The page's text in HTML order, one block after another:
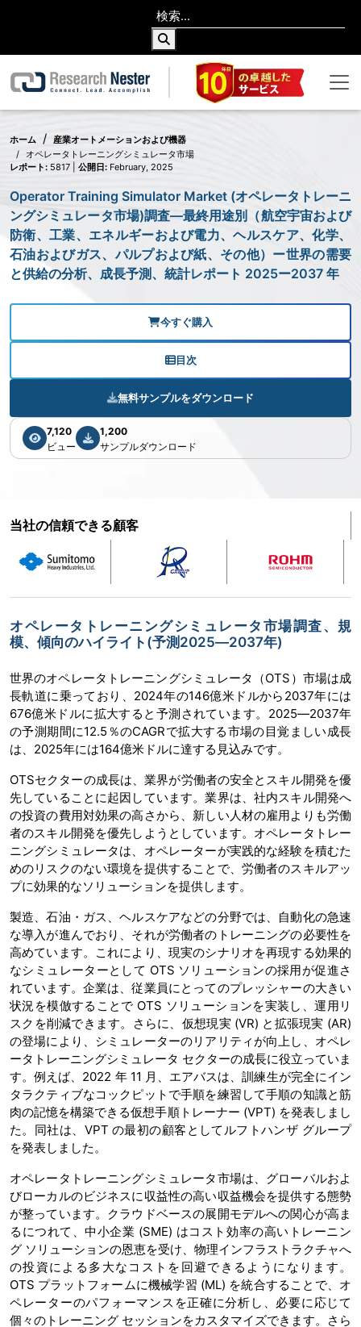
ホーム
産業オートメーションおよび機器
オペレータトレーニングシミュレータ市場
レポート: 5817 | 公開日: February, 2025
Operator Training Simulator Market (オペレータトレーニ
ングシミュレータ市場)調査―最終用途別（航空宇宙および
防衛、工業、エネルギーおよび電力、ヘルスケア、化学、
石油およびガス、パルプおよび紙、その他）ー世界の需要
と供給の分析、成長予測、統計レポート 2025ー2037 年
今すぐ購入
目次
無料サンプルをダウンロード
7,120
ビュー
1,200
サンプルダウンロード
当社の信頼できる顧客
オペレータトレーニングシミュレータ市場調査、規
模、傾向のハイライト(予測2025―2037年)
世界のオペレータトレーニングシミュレータ（OTS）市場は成
長軌道に乗っており、2024年の146億米ドルから2037年には
676億米ドルに拡大すると予測されています。2025―2037年
の予測期間に12.5％のCAGRで拡大する市場の目覚ましい成長
は、2025年には164億米ドルに達する見込みです。
OTSセクターの成長は、業界が労働者の安全とスキル開発を優
先していることに起因しています。業界は、社内スキル開発へ
の投資の費用対効果の高さから、新しい人材の雇用よりも労働
者のスキル開発を優先しようとしています。オペレータトレー
ニングシミュレータは、オペレーターが実践的な経験を積むた
めのリスクのない環境を提供することで、労働者のスキルアッ
プに効果的なソリューションを提供します。
製造、石油・ガス、ヘルスケアなどの分野では、自動化の急速
な導入が進んでおり、それが労働者のトレーニングの必要性を
高めています。これにより、現実のシナリオを再現する効果的
なシミュレーターとして OTS ソリューションの採用が促進さ
れています。企業は、従業員にとってのプレッシャーの大きい
状況を模倣することで OTS ソリューションを実装し、運用リ
スクを削減できます。さらに、仮想現実 (VR) と拡張現実 (AR)
の登場により、シミュレーターのリアリティが向上し、オペレ
ータトレーニングシミュレータ セクターの成長に役立っていま
す。例えば、2022 年 11 月、エアバスは、訓練生が完全にイン
タラクティブなコックピットで手順を練習して手順の知識と筋
肉の記憶を構築できる仮想手順トレーナー (VPT) を発表しまし
た。同社は、VPT の最初の顧客としてルフトハンザ グループ
を発表しました。
オペレータトレーニングシミュレータ市場は、グローバルおよ
びローカルのビジネスに収益性の高い収益機会を提供する態勢
が整っています。クラウドベースの展開モデルへの関心が高ま
るにつれて、中小企業 (SME) はコスト効率の高いトレーニン
グ ソリューションの恩恵を受け、物理インフラストラクチャへ
の投資による多大なコストを回避できるようになります。
OTS プラットフォームに機械学習 (ML) を統合することで、オ
ペレーターのパフォーマンスを正確に分析し、必要に応じて
個々のトレーニング セッションをカスタマイズできます。さら